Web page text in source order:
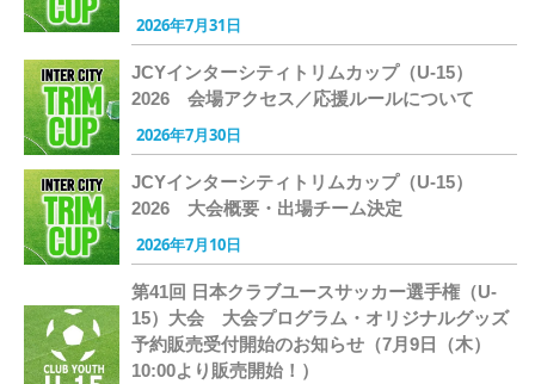
2026年7月31日
JCYインターシティトリムカップ（U-15）
2026 会場アクセス／応援ルールについて
2026年7月30日
JCYインターシティトリムカップ（U-15）
2026 大会概要・出場チーム決定
2026年7月10日
第41回 日本クラブユースサッカー選手権（U-
15）大会 大会プログラム・オリジナルグッズ
予約販売受付開始のお知らせ（7月9日（木）
10:00より販売開始！）